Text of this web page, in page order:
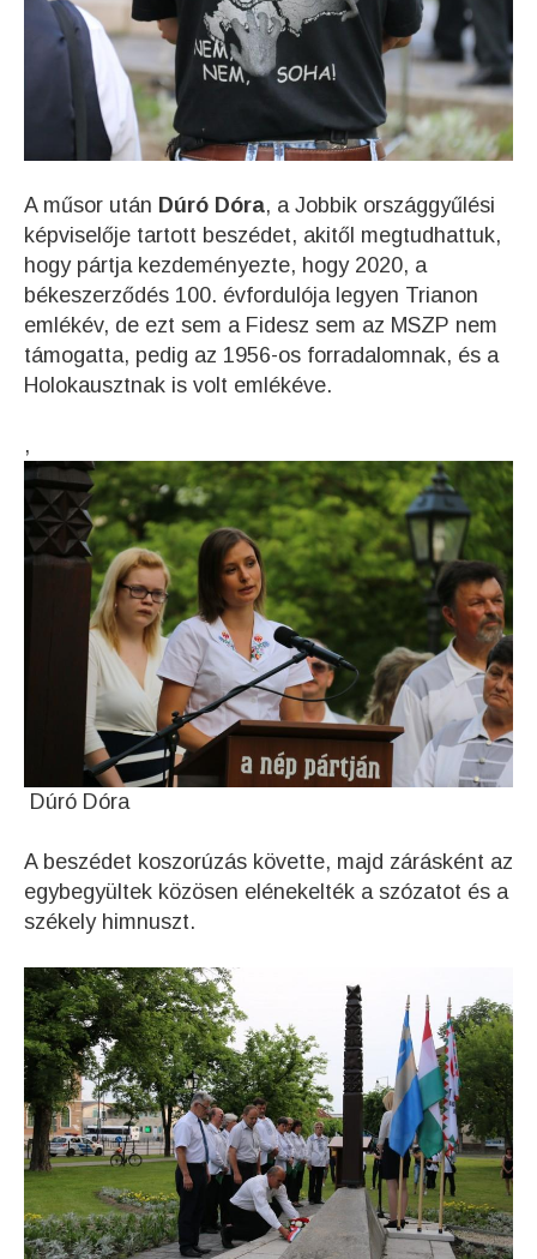
A műsor után Dúró Dóra, a Jobbik országgyűlési
képviselője tartott beszédet, akitől megtudhattuk,
hogy pártja kezdeményezte, hogy 2020, a
békeszerződés 100. évfordulója legyen Trianon
emlékév, de ezt sem a Fidesz sem az MSZP nem
támogatta, pedig az 1956-os forradalomnak, és a
Holokausztnak is volt emlékéve.
,
Dúró Dóra
A beszédet koszorúzás követte, majd zárásként az
egybegyültek közösen elénekelték a szózatot és a
székely himnuszt.